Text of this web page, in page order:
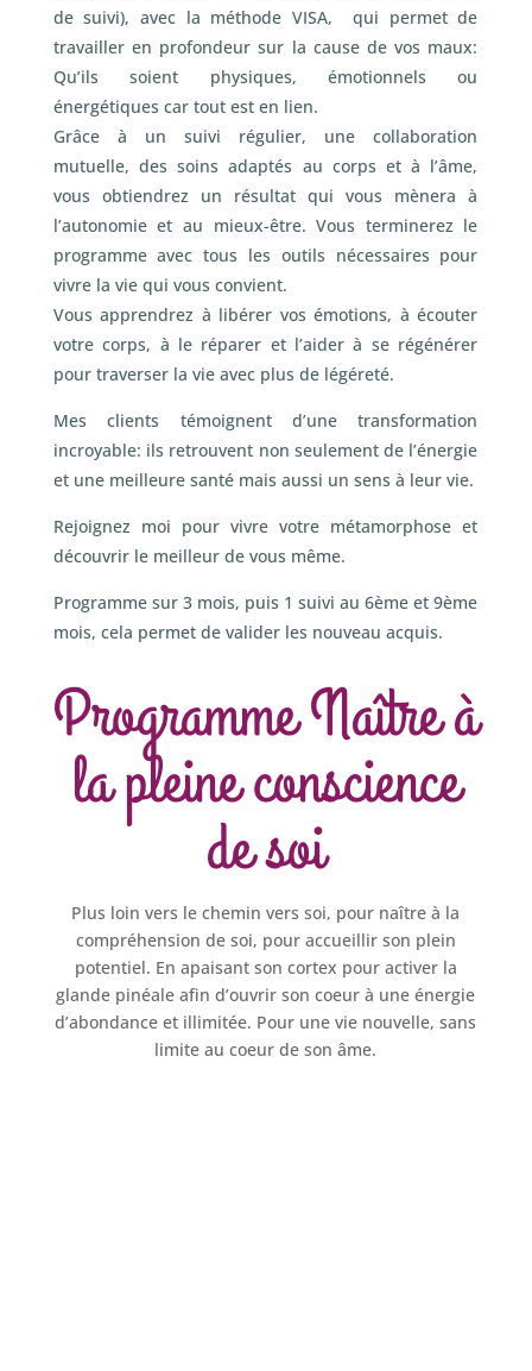
de suivi), avec la méthode VISA, qui permet de
travailler en profondeur sur la cause de vos maux:
Qu’ils soient physiques, émotionnels ou
énergétiques car tout est en lien.
Grâce à un suivi régulier, une collaboration
mutuelle, des soins adaptés au corps et à l’âme,
vous obtiendrez un résultat qui vous mènera à
l’autonomie et au mieux-être. Vous terminerez le
programme avec tous les outils nécessaires pour
vivre la vie qui vous convient.
Vous apprendrez à libérer vos émotions, à écouter
votre corps, à le réparer et l’aider à se régénérer
pour traverser la vie avec plus de légéreté.
Mes clients témoignent d’une transformation
incroyable: ils retrouvent non seulement de l’énergie
et une meilleure santé mais aussi un sens à leur vie.
Rejoignez moi pour vivre votre métamorphose et
découvrir le meilleur de vous même.
Programme sur 3 mois, puis 1 suivi au 6ème et 9ème
mois, cela permet de valider les nouveau acquis.
Programme Naître à
la pleine conscience
de soi
Plus loin vers le chemin vers soi, pour naître à la
compréhension de soi, pour accueillir son plein
potentiel. En apaisant son cortex pour activer la
glande pinéale afin d’ouvrir son coeur à une énergie
d’abondance et illimitée. Pour une vie nouvelle, sans
limite au coeur de son âme.